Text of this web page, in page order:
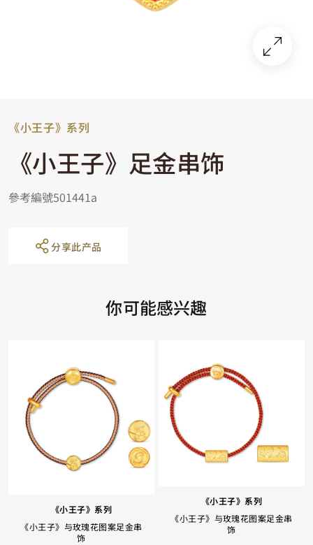
《小王子》系列
《小王子》足金串饰
參考編號501441a
分享此产品
你可能感兴趣
《小王子》系列
《小王子》与玫瑰花图案足金串
饰
《小王子》系列
《小王子》与玫瑰花图案足金串
饰